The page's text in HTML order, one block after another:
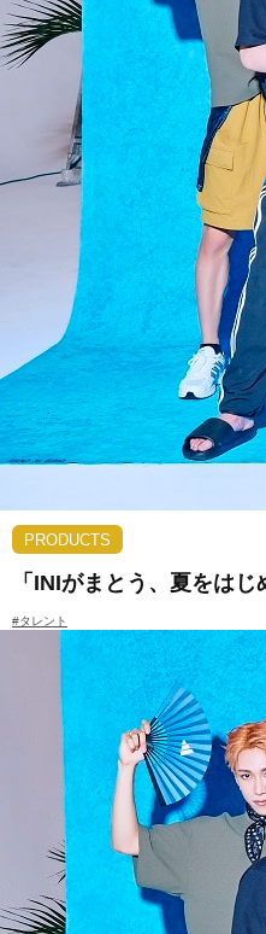
PRODUCTS
「INIがまとう、夏をは
#タレント